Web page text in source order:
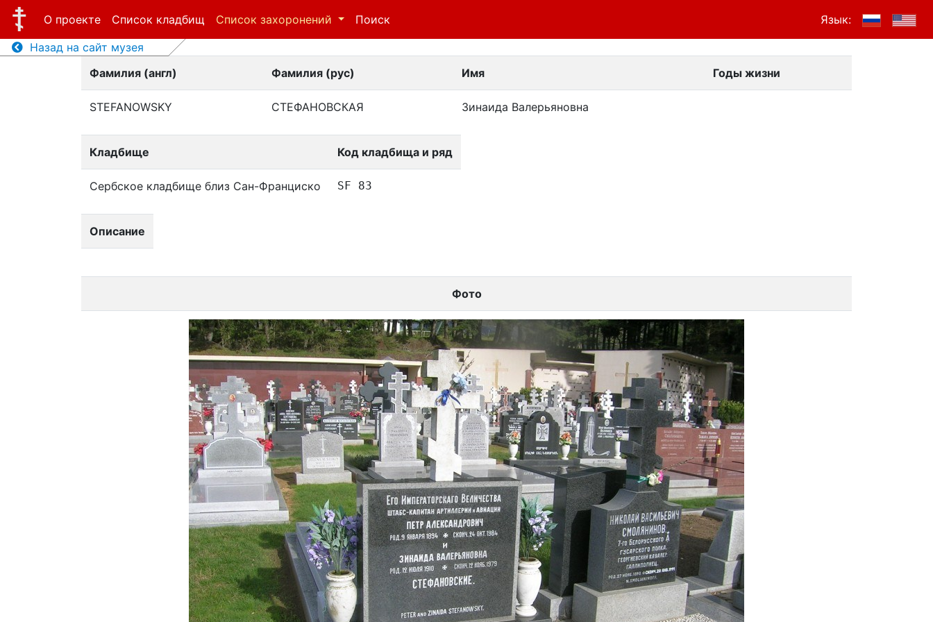
О проекте Список кладбищ Список захоронений Поиск
Язык:
Назад на сайт музея
Фамилия (англ)
Фамилия (рус) Имя Годы жизни
STEFANOWSKY СТЕФАНОВСКАЯ Зинаида Валерьяновна
Кладбище Код кладбища и ряд
Сербское кладбище близ Сан-Франциско SF 83
Описание
Фото